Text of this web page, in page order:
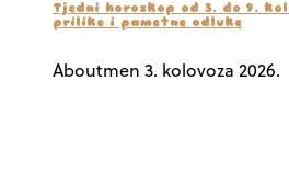
Tjedni horoskop od 3. do 9.
prilike i pametne odluke
Aboutmen 3. kolovoza 2026.